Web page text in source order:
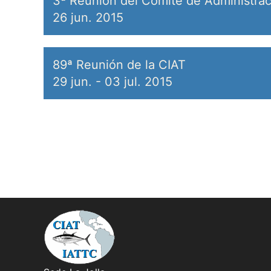
26 jun. 2015
89ª Reunión de la CIAT
29 jun. - 03 jul. 2015